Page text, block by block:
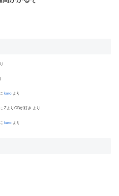
kero より
ZよりCBが好き より
kero より